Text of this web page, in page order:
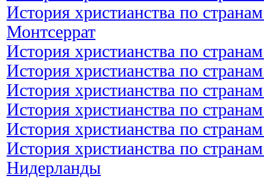
История христианства по
Монтсеррат
История христианства по
История христианства по
История христианства по
История христианства по
История христианства по
История христианства по
Нидерланды